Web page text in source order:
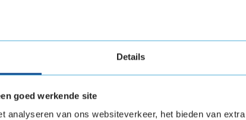
Details
goed werkende site
analyseren van ons websiteverkeer, het bieden van
dankzij de lage rolweerstand en hoge
uitstekende levensduur door de duurzame
profiel. De band slijt
op de band kunt rijden zonder in te leveren